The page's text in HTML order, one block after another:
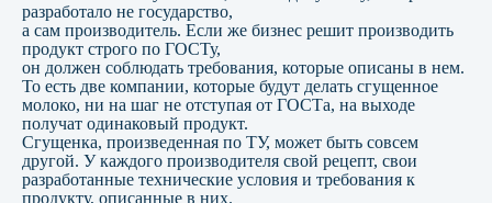
разработало не государство,
а сам производитель. Если же бизнес решит производить
продукт строго по ГОСТу,
он должен соблюдать требования, которые описаны в нем.
То есть две компании, которые будут делать сгущенное
молоко, ни на шаг не отступая от ГОСТа, на выходе
получат одинаковый продукт.
Сгущенка, произведенная по ТУ, может быть совсем
другой. У каждого производителя свой рецепт, свои
разработанные технические условия и требования к
продукту, описанные в них.
консультацию и мы поможем
решить ваш запрос
Наши специалисты расскажут Вам подробнее
о сроках, стоимости и перечне
необходимых документов